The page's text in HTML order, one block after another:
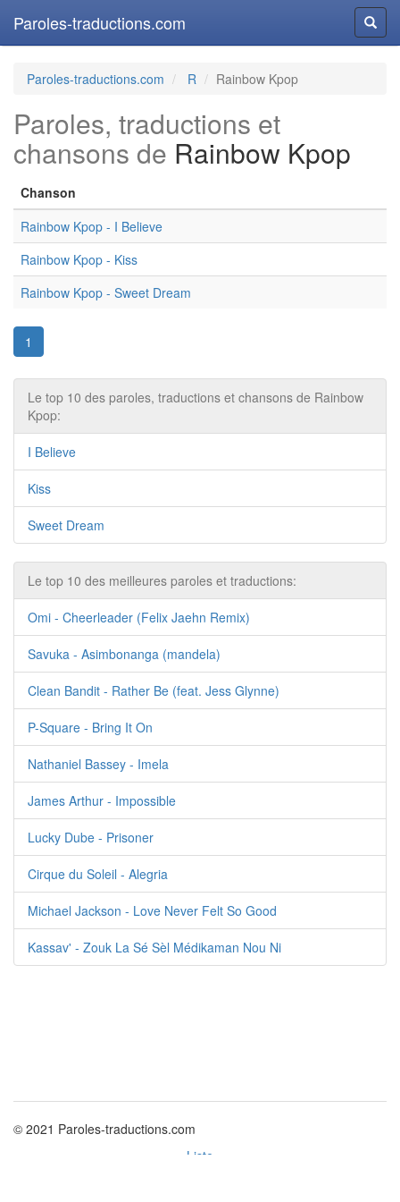
Paroles-traductions.com
Paroles-traductions.com R Rainbow Kpop
Paroles, traductions et
chansons de Rainbow Kpop
Chanson
Rainbow Kpop - I Believe
Rainbow Kpop - Kiss
Rainbow Kpop - Sweet Dream
1
Le top 10 des paroles, traductions et chansons de Rainbow
Kpop:
I Believe
Kiss
Sweet Dream
Le top 10 des meilleures paroles et traductions:
Omi - Cheerleader (Felix Jaehn Remix)
Savuka - Asimbonanga (mandela)
Clean Bandit - Rather Be (feat. Jess Glynne)
P-Square - Bring It On
Nathaniel Bassey - Imela
James Arthur - Impossible
Lucky Dube - Prisoner
Cirque du Soleil - Alegria
Michael Jackson - Love Never Felt So Good
Kassav' - Zouk La Sé Sèl Médikaman Nou Ni
© 2021 Paroles-traductions.com
Liste